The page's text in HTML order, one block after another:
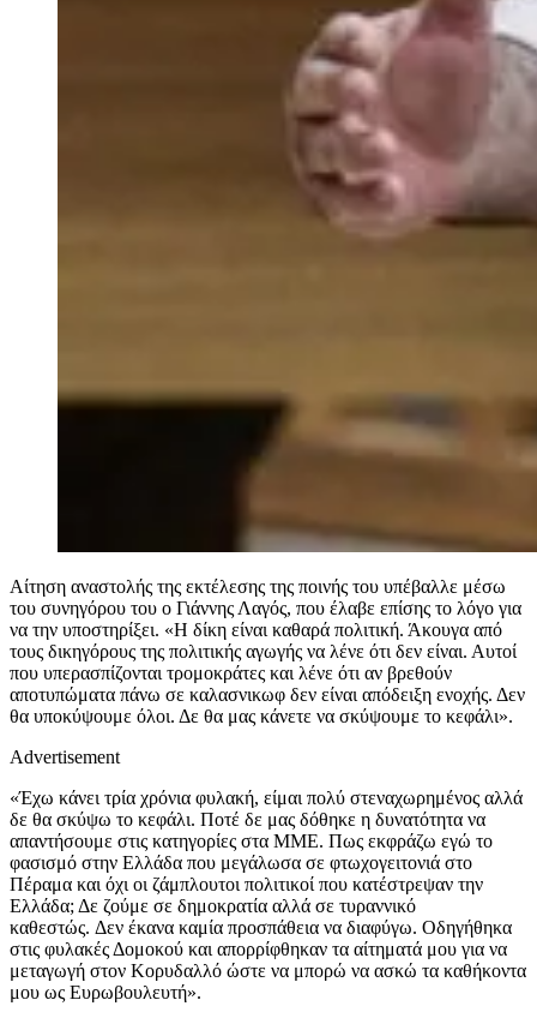
Αίτηση αναστολής της εκτέλεσης της ποινής του υπέβαλλε μέσω
του συνηγόρου του ο Γιάννης Λαγός, που έλαβε επίσης το λόγο για
να την υποστηρίξει. «Η δίκη είναι καθαρά πολιτική. Άκουγα από
τους δικηγόρους της πολιτικής αγωγής να λένε ότι δεν είναι. Αυτοί
που υπερασπίζονται τρομοκράτες και λένε ότι αν βρεθούν
αποτυπώματα πάνω σε καλασνικωφ δεν είναι απόδειξη ενοχής. Δεν
θα υποκύψουμε όλοι. Δε θα μας κάνετε να σκύψουμε το κεφάλι».
Advertisement
«Έχω κάνει τρία χρόνια φυλακή, είμαι πολύ στεναχωρημένος αλλά
δε θα σκύψω το κεφάλι. Ποτέ δε μας δόθηκε η δυνατότητα να
απαντήσουμε στις κατηγορίες στα ΜΜΕ. Πως εκφράζω εγώ το
φασισμό στην Ελλάδα που μεγάλωσα σε φτωχογειτονιά στο
Πέραμα και όχι οι ζάμπλουτοι πολιτικοί που κατέστρεψαν την
Ελλάδα; Δε ζούμε σε δημοκρατία αλλά σε τυραννικό
καθεστώς. Δεν έκανα καμία προσπάθεια να διαφύγω. Οδηγήθηκα
στις φυλακές Δομοκού και απορρίφθηκαν τα αίτηματά μου για να
μεταγωγή στον Κορυδαλλό ώστε να μπορώ να ασκώ τα καθήκοντα
μου ως Ευρωβουλευτή».